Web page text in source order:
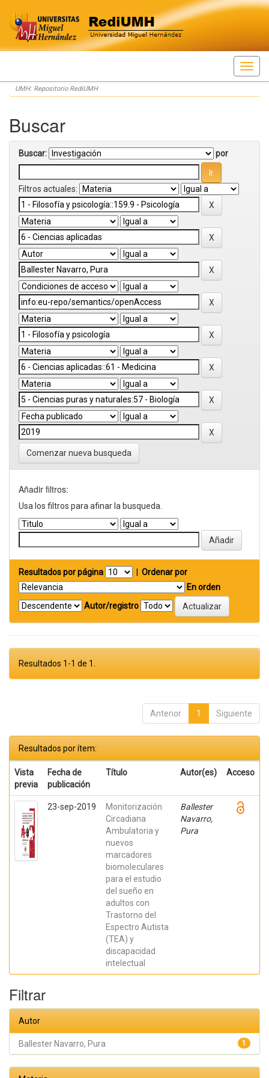
Skip
navigation
UMH: Repositorio RediUMH
Buscar
Buscar: por
Filtros actuales:
Comenzar nueva busqueda
Añadir filtros:
Usa los filtros para afinar la busqueda.
Resultados por página
Ordenar por
En orden
Autor/registro
Resultados 1-1 de 1.
Anterior 1 Siguiente
Resultados por ítem:
Vista
previa
Fecha de
publicación
Título Autor(es) Acceso
23-sep-2019
Monitorización
Circadiana
Ambulatoria y
nuevos
marcadores
biomoleculares
para el estudio
del sueño en
adultos con
Trastorno del
Espectro Autista
(TEA) y
discapacidad
intelectual
Ballester
Navarro,
Pura
Filtrar
Autor
1
Ballester Navarro, Pura